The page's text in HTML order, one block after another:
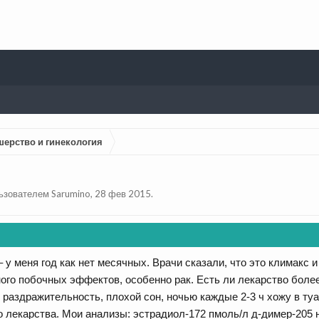
и гинекология
Sarumino, 28 фев 2015.
у меня год как нет месячных. Врачи сказали, что это
побочных эффектов, особенно рак. Есть ли лекарство
плохой сон, ночью каждые 2-3 ч хожу в
лекарства. Мои анализы: эстрадиол-172 пмоль/л д-димер-205